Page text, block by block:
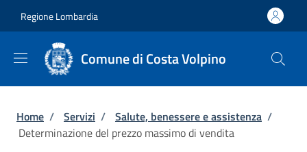
Regione Lombardia
Comune di Costa Volpino
Briciole di pane
Home / Servizi / Salute, benessere e assistenza /
Determinazione del prezzo massimo di vendita